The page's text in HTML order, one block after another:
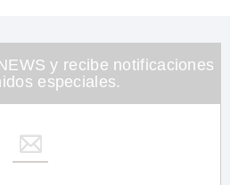
y recibe notificaciones
especiales.